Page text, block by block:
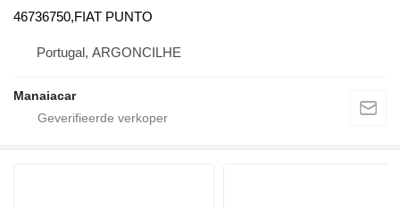
46736750,FIAT PUNTO
Portugal, ARGONCILHE
Manaiacar